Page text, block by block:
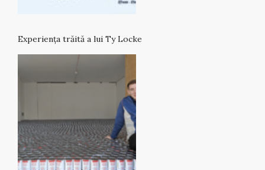
Experiența trăită a lui Ty Locke